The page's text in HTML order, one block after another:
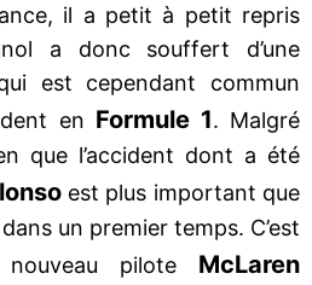
il a petit à petit repris
a donc souffert d’une
est cependant commun
en Formule 1. Malgré
que l’accident dont a été
est plus important que
un premier temps. C’est
pilote McLaren